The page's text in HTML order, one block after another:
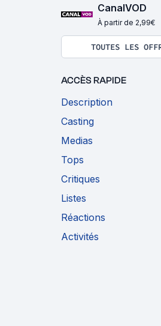
CanalVOD
À partir de 2,99€
TOUTES LES
ACCÈS RAPIDE
Description
Casting
Medias
Tops
Critiques
Listes
Réactions
Activités